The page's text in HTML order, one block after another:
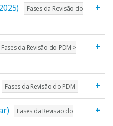
+
Fases da Revisão do
+
Fases da Revisão do PDM >
+
Fases da Revisão do PDM
+
Fases da Revisão do